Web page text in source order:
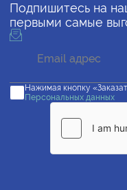
Подпишитесь на
первыми самые
Нажимая кнопку
Персональных данных